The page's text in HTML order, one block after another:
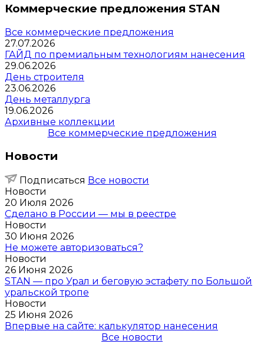
Коммерческие предложения STAN
Все коммерческие предложения
27.07.2026
ГАЙД по премиальным технологиям нанесения
29.06.2026
День строителя
23.06.2026
День металлурга
19.06.2026
Архивные коллекции
Все коммерческие предложения
Новости
Подписаться Все новости
Новости
20 Июля 2026
Сделано в России — мы в реестре
Новости
30 Июня 2026
Не можете авторизоваться?
Новости
26 Июня 2026
STAN — про Урал и беговую эстафету по Большой
уральской тропе
Новости
25 Июня 2026
Впервые на сайте: калькулятор нанесения
Все новости